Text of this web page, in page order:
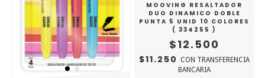
MOOVING RESALTADOR
DUO DINAMICO DOBLE
PUNTA 5 UNID 10 COLORES
( 334255 )
$12.500
$11.250 CON TRANSFERENCIA
BANCARIA